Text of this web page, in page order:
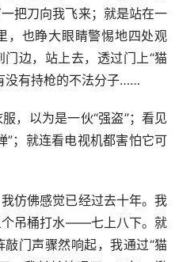
把刀向我飞来；就是站在一
，也睁大眼睛警惕地四处观
边，站上去，透过门上“猫
没有持枪的不法分子……
，以为是一伙“强盗”；看见
”；就连看电视机都害怕它可
仿佛感觉已经过去十年。我
个吊桶打水——七上八下。就
门声骤然响起，我通过“猫